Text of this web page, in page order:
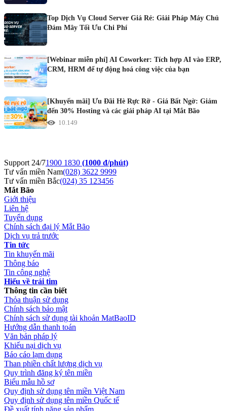
Top Dịch Vụ Cloud Server Giá Rẻ: Giải Pháp Máy Chủ
Đám Mây Tối Ưu Chi Phí
[Webinar miễn phí] AI Coworker: Tích hợp AI vào ERP,
CRM, HRM để tự động hoá công việc của bạn
[Khuyến mãi] Ưu Đãi Hè Rực Rỡ - Giá Bất Ngờ: Giảm
đến 30% Hosting và các giải pháp AI tại Mắt Bão
10.149
Support 24/71900 1830 (1000 đ/phút)
Tư vấn miền Nam(028) 3622 9999
Tư vấn miền Bắc(024) 35 123456
Mắt Bão
Giới thiệu
Liên hệ
Tuyển dụng
Chính sách đại lý Mắt Bão
Dịch vụ trả trước
Tin tức
Tin khuyến mãi
Thông báo
Tin công nghệ
Hiểu về trái tim
Thông tin cần biết
Thỏa thuận sử dụng
Chính sách bảo mật
Chính sách sử dụng tài khoản MatBaoID
Hướng dẫn thanh toán
Văn bản pháp lý
Khiếu nại dịch vụ
Báo cáo lạm dụng
Than phiền chất lượng dịch vụ
Quy trình đăng ký tên miền
Biểu mẫu hồ sơ
Quy định sử dụng tên miền Việt Nam
Quy định sử dụng tên miền Quốc tế
Đề xuất tính năng sản phẩm